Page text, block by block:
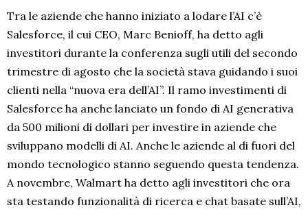
Tra le aziende che hanno iniziato a lodare l’AI c’è
Salesforce, il cui CEO, Marc Benioff, ha detto agli
investitori durante la conferenza sugli utili del secondo
trimestre di agosto che la società stava guidando i suoi
clienti nella “nuova era dell’AI”. Il ramo investimenti di
Salesforce ha anche lanciato un fondo di AI generativa
da 500 milioni di dollari per investire in aziende che
sviluppano modelli di AI. Anche le aziende al di fuori del
mondo tecnologico stanno seguendo questa tendenza.
A novembre, Walmart ha detto agli investitori che ora
sta testando funzionalità di ricerca e chat basate sull’AI,